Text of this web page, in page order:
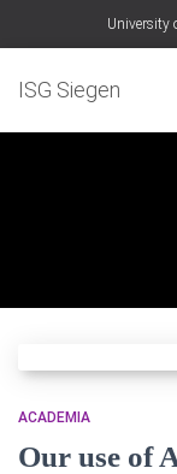
University
ISG Siegen
ACADEMIA
Our use of